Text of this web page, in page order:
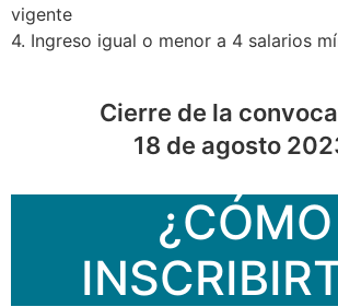
vigente
4. Ingreso igual o menor a 4 salarios
Cierre de la
18 de agosto
¿CÓMO